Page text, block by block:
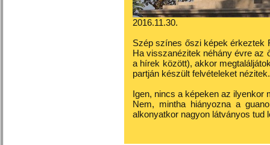
2016.11.30.
Szép színes őszi képek érkeztek
Ha visszanézitek néhány évre az
a hírek között), akkor
partján készült felvételeket nézitek.
Igen, nincs a képeken az ilyenkor
Nem, mintha hiányozna a
alkonyatkor nagyon látványos tud